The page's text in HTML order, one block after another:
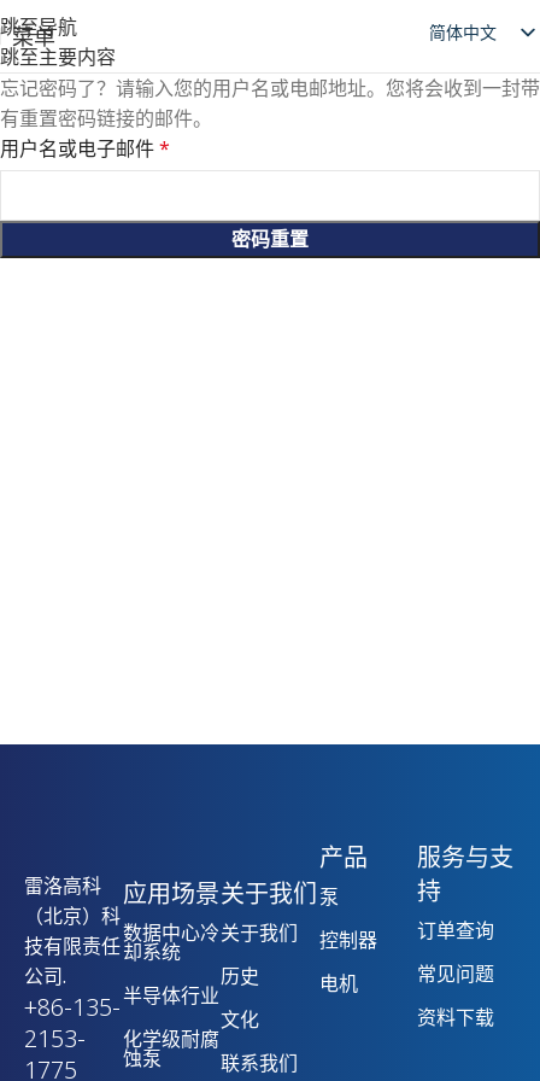
跳至导航
跳至主要内容
菜单
简体中文
English
忘记密码了？请输入您的用户名或电邮地址。您将会收到一封带
有重置密码链接的邮件。
用户名或电子邮件*
密码重置
雷洛高科
（北京）科
技有限责任
公司.
+86-135-
2153-
1775
应用场景
数据中心冷
却系统
半导体行业
化学级耐腐
蚀泵
关于我们
关于我们
历史
文化
联系我们
产品
泵
控制器
电机
服务与支
持
订单查询
常见问题
资料下载